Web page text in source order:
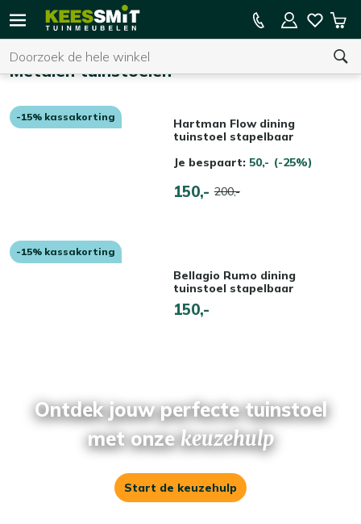
Kees
Tuinmeubelen
U heeft geen product(en) in uw winkelwagen.
15% kassakorting op de hele collectie
Metalen tuinstoelen
-15% kassakorting
Hartman Flow dining
tuinstoel stapelbaar
Je bespaart: 50,- (-25%)
150,- 200,-
-15% kassakorting
Bellagio Rumo dining
tuinstoel stapelbaar
150,-
Ontdek jouw perfecte tuinstoel
met onzekeuzehulp
Start de keuzehulp